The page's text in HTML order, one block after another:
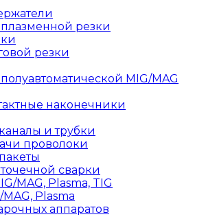
резки
резки
MIG/MAG
наконечники
и трубки
проволоки
сварки
MAG, Plasma, TIG
Plasma
аппаратов